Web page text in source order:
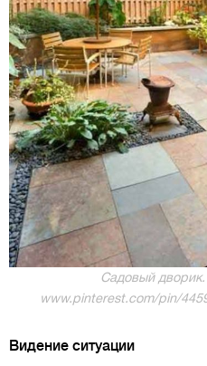
Садовый
www.pinterest.com/pin/
Видение ситуации